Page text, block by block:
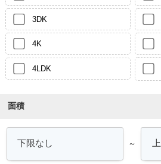
3DK
4K
4LDK
面積
～